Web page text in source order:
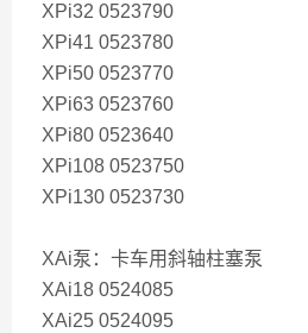
XPi32 0523790
XPi41 0523780
XPi50 0523770
XPi63 0523760
XPi80 0523640
XPi108 0523750
XPi130 0523730
XAi泵：卡车用斜轴柱塞泵
XAi18 0524085
XAi25 0524095